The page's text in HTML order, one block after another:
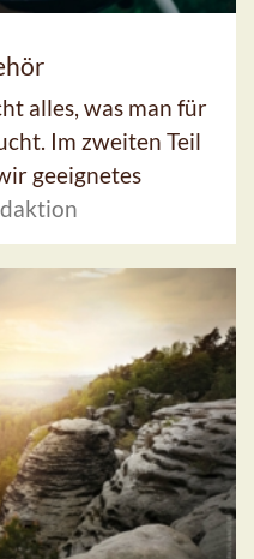
alles, was man für
Im zweiten Teil
geeignetes